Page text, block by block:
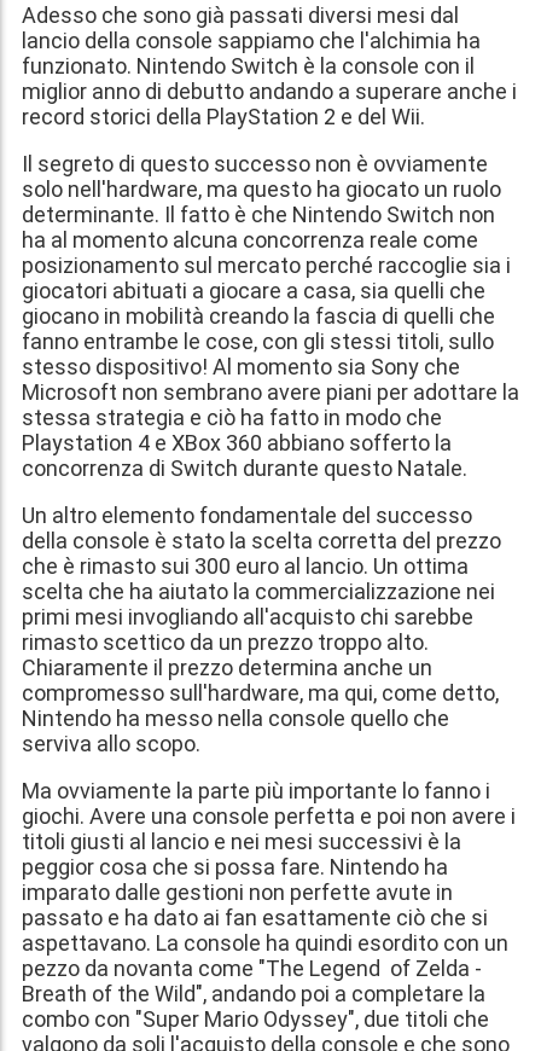
Adesso che sono già passati diversi mesi dal
lancio della console sappiamo che l'alchimia ha
funzionato. Nintendo Switch è la console con il
miglior anno di debutto andando a superare anche i
record storici della PlayStation 2 e del Wii.
Il segreto di questo successo non è ovviamente
solo nell'hardware, ma questo ha giocato un ruolo
determinante. Il fatto è che Nintendo Switch non
ha al momento alcuna concorrenza reale come
posizionamento sul mercato perché raccoglie sia i
giocatori abituati a giocare a casa, sia quelli che
giocano in mobilità creando la fascia di quelli che
fanno entrambe le cose, con gli stessi titoli, sullo
stesso dispositivo! Al momento sia Sony che
Microsoft non sembrano avere piani per adottare la
stessa strategia e ciò ha fatto in modo che
Playstation 4 e XBox 360 abbiano sofferto la
concorrenza di Switch durante questo Natale.
Un altro elemento fondamentale del successo
della console è stato la scelta corretta del prezzo
che è rimasto sui 300 euro al lancio. Un ottima
scelta che ha aiutato la commercializzazione nei
primi mesi invogliando all'acquisto chi sarebbe
rimasto scettico da un prezzo troppo alto.
Chiaramente il prezzo determina anche un
compromesso sull'hardware, ma qui, come detto,
Nintendo ha messo nella console quello che
serviva allo scopo.
Ma ovviamente la parte più importante lo fanno i
giochi. Avere una console perfetta e poi non avere i
titoli giusti al lancio e nei mesi successivi è la
peggior cosa che si possa fare. Nintendo ha
imparato dalle gestioni non perfette avute in
passato e ha dato ai fan esattamente ciò che si
aspettavano. La console ha quindi esordito con un
pezzo da novanta come "The Legend of Zelda -
Breath of the Wild", andando poi a completare la
combo con "Super Mario Odyssey", due titoli che
valgono da soli l'acquisto della console e che sono